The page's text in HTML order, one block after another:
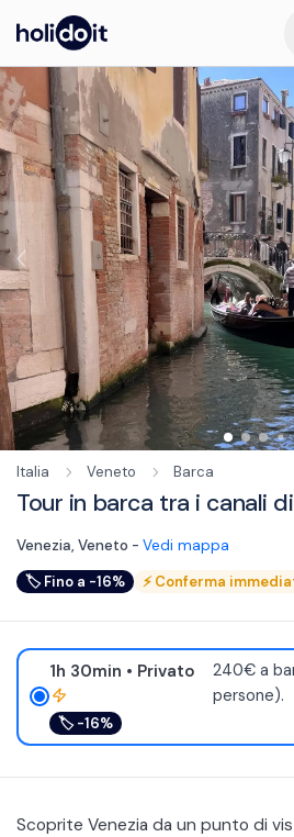
Italia Veneto Barca
Tour in barca tra i canali
Venezia, Veneto - Vedi mappa
🏷 Fino a -16% ⚡Conferma
1h 30min • Privato
🏷 -16%
240€ a
persone).
Scoprite Venezia da un punto di